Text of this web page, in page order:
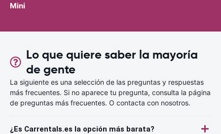
Mini
Lo que quiere saber la mayoría
de gente
La siguiente es una selección de las preguntas y respuestas
más frecuentes. Si no aparece tu pregunta, consulta la página
de preguntas más frecuentes. O contacta con nosotros.
¿Es Carrentals.es la opción más barata?